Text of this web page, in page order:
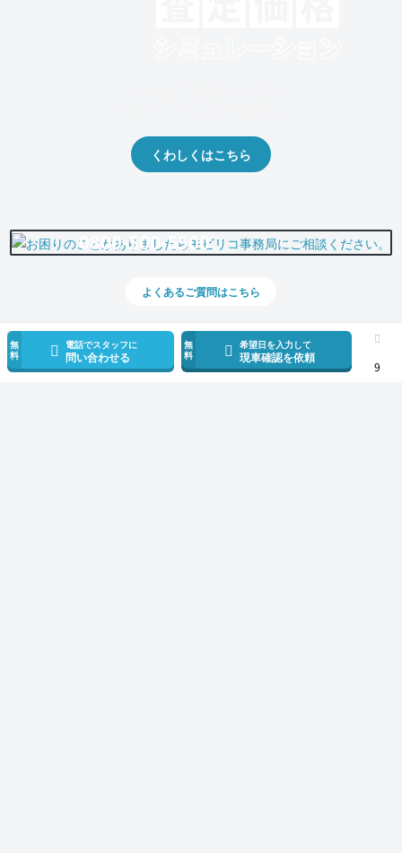
無
料
電話でスタッフに
問い合わせる
無
料
希望日を入力して
現車確認を依頼
9
くわしくはこちら
0800-500-5500
よくあるご質問はこちら